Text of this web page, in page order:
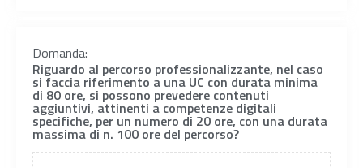
Domanda:
Riguardo al percorso professionalizzante, nel caso
si faccia riferimento a una UC con durata minima
di 80 ore, si possono prevedere contenuti
aggiuntivi, attinenti a competenze digitali
specifiche, per un numero di 20 ore, con una durata
massima di n. 100 ore del percorso?